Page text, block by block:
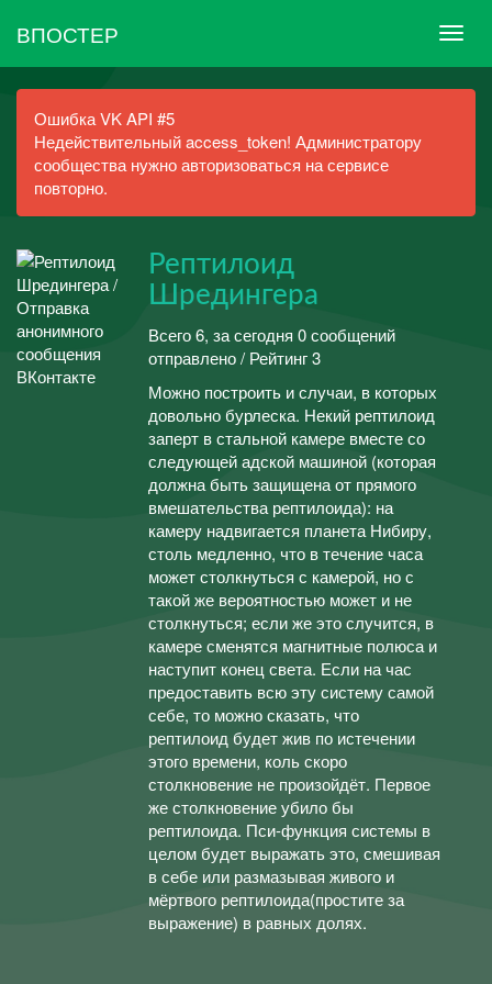
ВПОСТЕР
Ошибка VK API #5
Недействительный access_token! Администратору
сообщества нужно авторизоваться на сервисе
повторно.
Рептилоид
Шредингера
Всего 6, за сегодня 0 сообщений
отправлено / Рейтинг 3
Можно построить и случаи, в которых
довольно бурлеска. Некий рептилоид
заперт в стальной камере вместе со
следующей адской машиной (которая
должна быть защищена от прямого
вмешательства рептилоида): на
камеру надвигается планета Нибиру,
столь медленно, что в течение часа
может столкнуться с камерой, но с
такой же вероятностью может и не
столкнуться; если же это случится, в
камере сменятся магнитные полюса и
наступит конец света. Если на час
предоставить всю эту систему самой
себе, то можно сказать, что
рептилоид будет жив по истечении
этого времени, коль скоро
столкновение не произойдёт. Первое
же столкновение убило бы
рептилоида. Пси-функция системы в
целом будет выражать это, смешивая
в себе или размазывая живого и
мёртвого рептилоида(простите за
выражение) в равных долях.